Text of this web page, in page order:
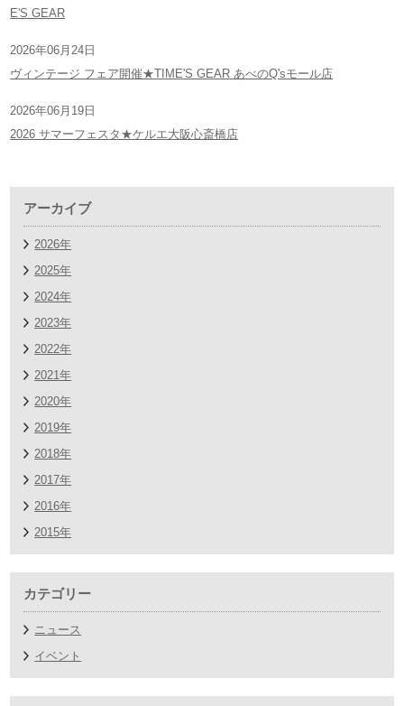
E'S GEAR
2026年06月24日
ヴィンテージ フェア開催★TIME'S GEAR あべのQ'sモール店
2026年06月19日
2026 サマーフェスタ★ケルエ大阪心斎橋店
アーカイブ
2026年
2025年
2024年
2023年
2022年
2021年
2020年
2019年
2018年
2017年
2016年
2015年
カテゴリー
ニュース
イベント